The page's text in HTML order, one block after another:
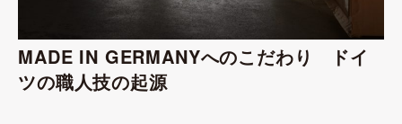
MADE IN GERMANYへのこだわり ドイ
ツの職人技の起源